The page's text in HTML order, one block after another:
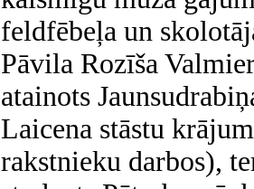
feldfēbeļa un
Pāvila Rozīša
atainots
Laicena stāstu
rakstnieku darbos),